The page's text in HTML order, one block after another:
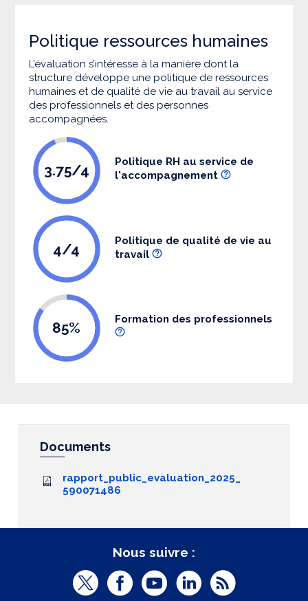
Politique ressources humaines
L’évaluation s’intéresse à la manière dont la
structure développe une politique de ressources
humaines et de qualité de vie au travail au service
des professionnels et des personnes
accompagnées.
3.75/4
Politique RH au service de
l'accompagnement
4/4
Politique de qualité de vie au
travail
85% Formation des professionnels
Documents
rapport_public_evaluation_2025_
590071486
Nous suivre :
T
F
Y
L
R